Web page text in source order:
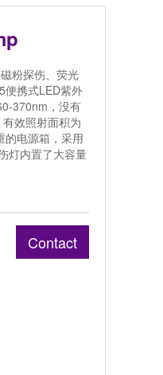
粉探伤、荧光
便携式LED紫外
370nm，没有
效照射面积为
的电源箱，采用
灯内置了大容量
Contact